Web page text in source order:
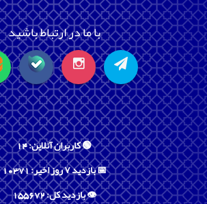
با ما در ارتباط باشید
🟢 کاربران آنلاین: 14
📅 بازدید ۷ روز اخیر: 10371
👁️ بازدید کل: 155672